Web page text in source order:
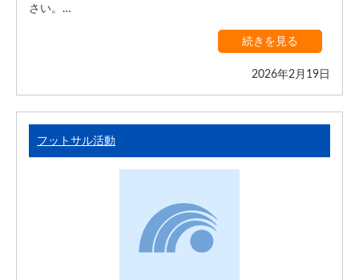
さい。…
続きを見る
2026年2月19日
フットサル活動